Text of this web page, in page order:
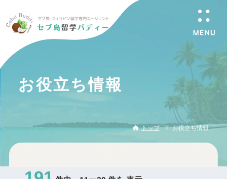
お役立ち情報
トップ お役立ち情報